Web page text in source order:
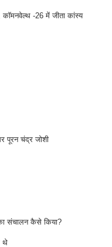
कॉमनवेल्थ -26 में जीता कांस्य
पूरन चंद्र जोशी
संचालन कैसे किया?
थे